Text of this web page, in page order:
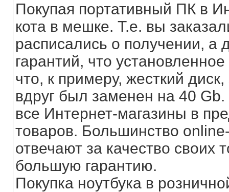
Покупая портативный ПК в
кота в мешке. Т.е. вы
расписались о получении,
гарантий, что
что, к примеру, жесткий
вдруг был заменен на 40
все Интернет-магазины в
товаров. Большинство
отвечают за качество своих
большую гарантию.
Покупка ноутбука в